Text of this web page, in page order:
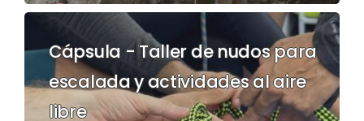
Cápsula - Taller de nudos para
escalada y actividades al aire
libre